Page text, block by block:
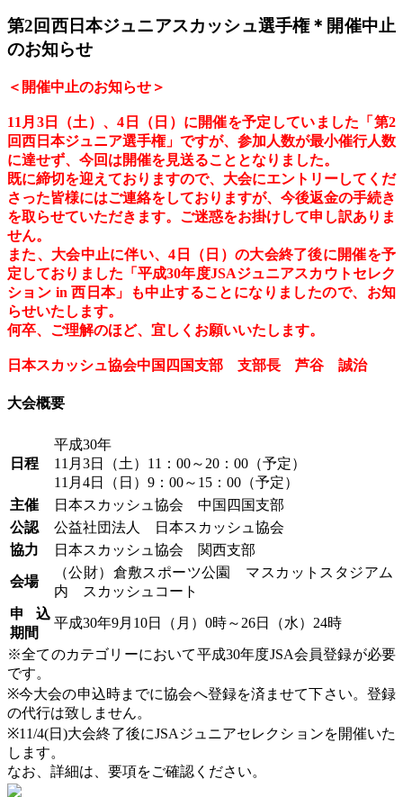
第2回西日本ジュニアスカッシュ選手権＊開催中止
のお知らせ
＜開催中止のお知らせ＞
11月3日（土）、4日（日）に開催を予定していました「第2
回西日本ジュニア選手権」ですが、参加人数が最小催行人数
に達せず、今回は開催を見送ることとなりました。
既に締切を迎えておりますので、大会にエントリーしてくだ
さった皆様にはご連絡をしておりますが、今後返金の手続き
を取らせていただきます。ご迷惑をお掛けして申し訳ありま
せん。
また、大会中止に伴い、4日（日）の大会終了後に開催を予
定しておりました「平成30年度JSAジュニアスカウトセレク
ション in 西日本」も中止することになりましたので、お知
らせいたします。
何卒、ご理解のほど、宜しくお願いいたします。
日本スカッシュ協会中国四国支部 支部長 芦谷 誠治
大会概要
日程
平成30年
11月3日（土）11：00～20：00（予定）
11月4日（日）9：00～15：00（予定）
主催
日本スカッシュ協会 中国四国支部
公認
公益社団法人 日本スカッシュ協会
協力
日本スカッシュ協会 関西支部
会場
（公財）倉敷スポーツ公園 マスカットスタジアム
内 スカッシュコート
申込
期間
平成30年9月10日（月）0時～26日（水）24時
※全てのカテゴリーにおいて平成30年度JSA会員登録が必要
です。
※今大会の申込時までに協会へ登録を済ませて下さい。登録
の代行は致しません。
※11/4(日)大会終了後にJSAジュニアセレクションを開催いた
します。
なお、詳細は、要項をご確認ください。